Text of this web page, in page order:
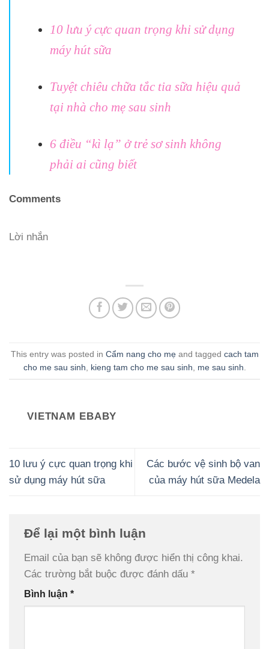
10 lưu ý cực quan trọng khi sử dụng
máy hút sữa
Tuyệt chiêu chữa tắc tia sữa hiệu quả
tại nhà cho mẹ sau sinh
6 điều “kì lạ” ở trẻ sơ sinh không
phải ai cũng biết
Comments
Lời nhắn
This entry was posted in Cẩm nang cho mẹand tagged cach tam
cho me sau sinh
kieng tam cho me sau sinh me sau sinh
VIETNAM EBABY
10 lưu ý cực quan trọng khi
sử dụng máy hút sữa
Các bước vệ sinh bộ van
của máy hút sữa Medela
Để lại một bình luận
Email của bạn sẽ không được hiển thị công khai.
Các trường bắt buộc được đánh dấu *
Bình luận *